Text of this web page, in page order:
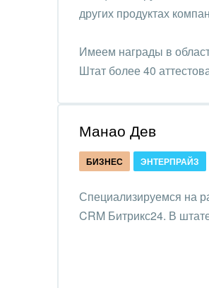
других продуктах
Имеем награды в
Штат более 40
Манао Дев
БИЗНЕС ЭНТЕРПРАЙЗ
Специализируемся на
CRM Битрикс24. В